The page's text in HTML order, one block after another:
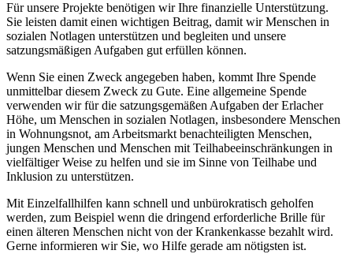
Für unsere Projekte benötigen wir Ihre finanzielle Unterstützung.
Sie leisten damit einen wichtigen Beitrag, damit wir Menschen in
sozialen Notlagen unterstützen und begleiten und unsere
satzungsmäßigen Aufgaben gut erfüllen können.
Wenn Sie einen Zweck angegeben haben, kommt Ihre Spende
unmittelbar diesem Zweck zu Gute. Eine allgemeine Spende
verwenden wir für die satzungsgemäßen Aufgaben der Erlacher
Höhe, um Menschen in sozialen Notlagen, insbesondere Menschen
in Wohnungsnot, am Arbeitsmarkt benachteiligten Menschen,
jungen Menschen und Menschen mit Teilhabeeinschränkungen in
vielfältiger Weise zu helfen und sie im Sinne von Teilhabe und
Inklusion zu unterstützen.
Mit Einzelfallhilfen kann schnell und unbürokratisch geholfen
werden, zum Beispiel wenn die dringend erforderliche Brille für
einen älteren Menschen nicht von der Krankenkasse bezahlt wird.
Gerne informieren wir Sie, wo Hilfe gerade am nötigsten ist.